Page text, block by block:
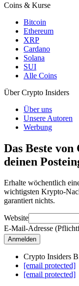
Coins & Kurse
Bitcoin
Ethereum
XRP
Cardano
Solana
SUI
Alle Coins
Über Crypto Insiders
Über uns
Unsere Autoren
Werbung
Das Beste
deinen
Erhalte wöchentlich
wichtigsten Krypto-
garantiert nichts.
Website
E-Mail-Adresse
Anmelden
Crypto Insiders
[email protected]
[email protected]